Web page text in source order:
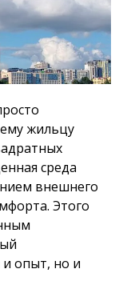
жильцу
среда
внешнего
Этого
и опыт, но и